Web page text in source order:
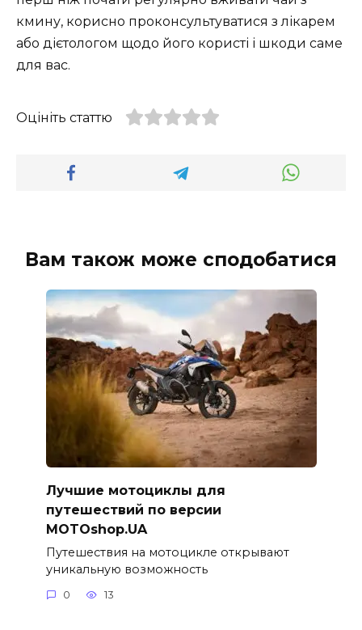
кмину, корисно проконсультуватися з лікарем
або дієтологом щодо його користі і шкоди саме
для вас.
Оцініть статтю
Вам також може сподобатися
Лучшие мотоциклы для
путешествий по версии
MOTOshop.UA
Путешествия на мотоцикле открывают
уникальную возможность
0 13